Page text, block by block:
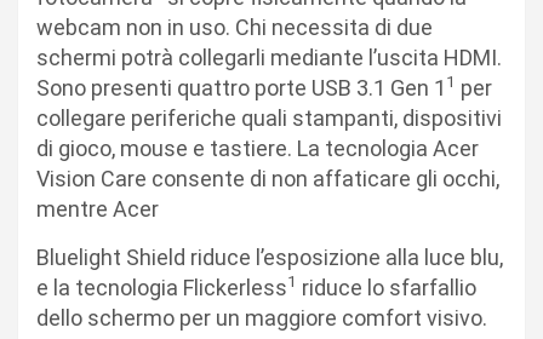
webcam non in uso. Chi necessita di due
schermi potrà collegarli mediante l’uscita HDMI.
Sono presenti quattro porte USB 3.1 Gen 1 1 per
collegare periferiche quali stampanti, dispositivi
di gioco, mouse e tastiere. La tecnologia Acer
Vision Care consente di non affaticare gli occhi,
mentre Acer
Bluelight Shield riduce l’esposizione alla luce blu,
e la tecnologia Flickerless1 riduce lo sfarfallio
dello schermo per un maggiore comfort visivo.